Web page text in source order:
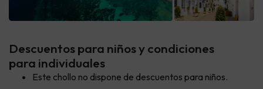
Descuentos para niños y condiciones
para individuales
Este chollo no dispone de descuentos para niños.